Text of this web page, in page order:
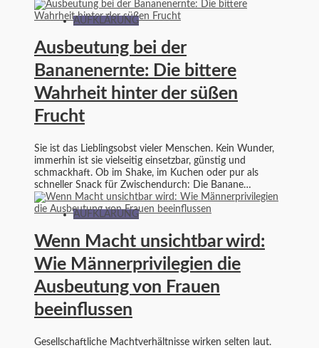
AUFKLÄRUNG
Ausbeutung bei der
Bananenernte: Die bittere
Wahrheit hinter der süßen
Frucht
Sie ist das Lieblingsobst vieler Menschen. Kein Wunder,
immerhin ist sie vielseitig einsetzbar, günstig und
schmackhaft. Ob im Shake, im Kuchen oder pur als
schneller Snack für Zwischendurch: Die Banane…
AUFKLÄRUNG
Wenn Macht unsichtbar wird:
Wie Männerprivilegien die
Ausbeutung von Frauen
beeinflussen
Gesellschaftliche Machtverhältnisse wirken selten laut.